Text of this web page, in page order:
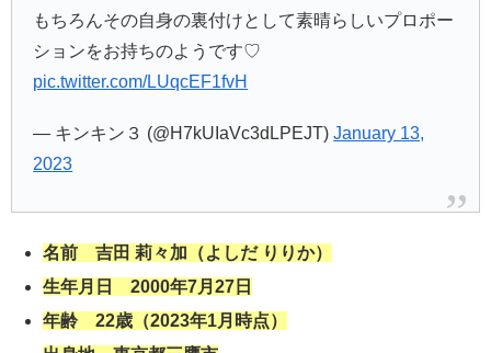
もちろんその自身の裏付けとして素晴らしいプロポー
ションをお持ちのようです♡
pic.twitter.com/LUqcEF1fvH
— キンキン３ (@H7kUIaVc3dLPEJT)January 13,
2023
名前 吉田 莉々加（よしだ りりか）
生年月日 2000年7月27日
年齢 22歳（2023年1月時点）